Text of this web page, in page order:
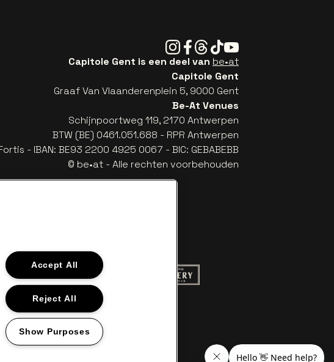
Instagram
Facebook
Threads
TiktokYoutube
Capitole Gent is een deel van be•at
Capitole Gent
Graaf Van Vlaanderenplein 5, 9000 Gent
Be-At Venues
Schijnpoortweg 119, 2170 Antwerpen
BTW (BE) 0461.051.688 - RPR Antwerpen
- IBAN: BE93 2200 4925 0067 - BIC: GEBABEBB
© be•at - Alle rechten voorbehouden
Cola
Ga naar de website van Red Bull
Ga naar de website van Het logo van Aperol
logo van Lillet in off-white
Ga naar de website van Croky
Ga naar de website van Nieuwsblad
Ga naar de website van Lotto
Accept All
Reject All
Show Purposes